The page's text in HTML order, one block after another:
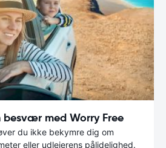
besvær med Worry Free
du ikke bekymre dig om
eller udlejerens pålidelighed.